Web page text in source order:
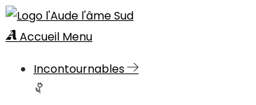
Accueil Menu
Incontournables